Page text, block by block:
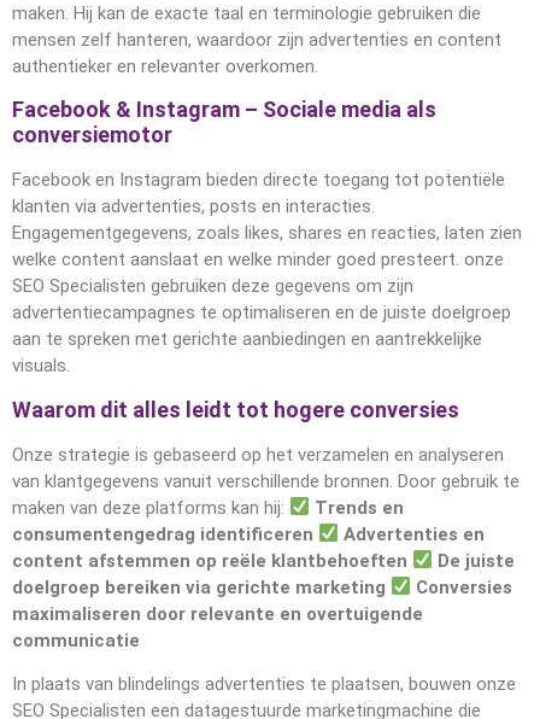
maken. Hij kan de exacte taal en terminologie gebruiken die
mensen zelf hanteren, waardoor zijn advertenties en content
authentieker en relevanter overkomen.
Facebook & Instagram – Sociale media als
conversiemotor
Facebook en Instagram bieden directe toegang tot potentiële
klanten via advertenties, posts en interacties.
Engagementgegevens, zoals likes, shares en reacties, laten zien
welke content aanslaat en welke minder goed presteert. onze
SEO Specialisten gebruiken deze gegevens om zijn
advertentiecampagnes te optimaliseren en de juiste doelgroep
aan te spreken met gerichte aanbiedingen en aantrekkelijke
visuals.
Waarom dit alles leidt tot hogere conversies
Onze strategie is gebaseerd op het verzamelen en analyseren
van klantgegevens vanuit verschillende bronnen. Door gebruik te
maken van deze platforms kan hij:
Trends en
consumentengedrag identificeren
Advertenties en
content afstemmen op reële klantbehoeften
De juiste
doelgroep bereiken via gerichte marketing
Conversies
maximaliseren door relevante en overtuigende
communicatie
In plaats van blindelings advertenties te plaatsen, bouwen onze
SEO Specialisten een datagestuurde marketingmachine die